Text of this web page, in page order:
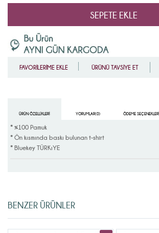
ÜRÜNÜ TAVSİYE ET
FAVORİLERİME EKLE
ÜRÜN ÖZELLIKLERI YORUMLAR(0) ÖDEME SEÇENEKLERI
* %100 Pamuk
* Ön kısmında baskı bulunan t-shirt
* Bluekey TÜRKıYE
BENZER ÜRÜNLER